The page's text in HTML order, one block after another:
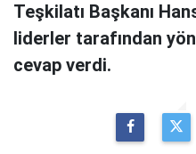
Teşkilatı Başkanı
liderler tarafından
cevap verdi.